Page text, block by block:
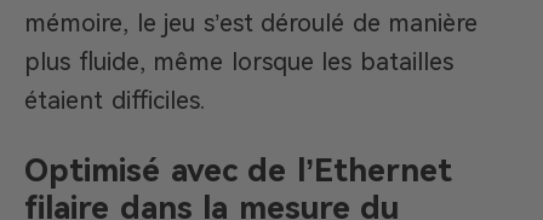
mémoire, le jeu s’est déroulé de manière
plus fluide, même lorsque les batailles
étaient difficiles.
Optimisé avec de l’Ethernet
filaire dans la mesure du